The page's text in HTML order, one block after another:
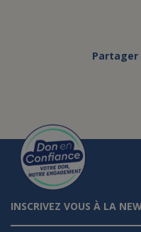
Partager
INSCRIVEZ VOUS À LA